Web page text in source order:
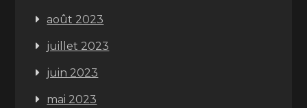
août 2023
juillet 2023
juin 2023
mai 2023